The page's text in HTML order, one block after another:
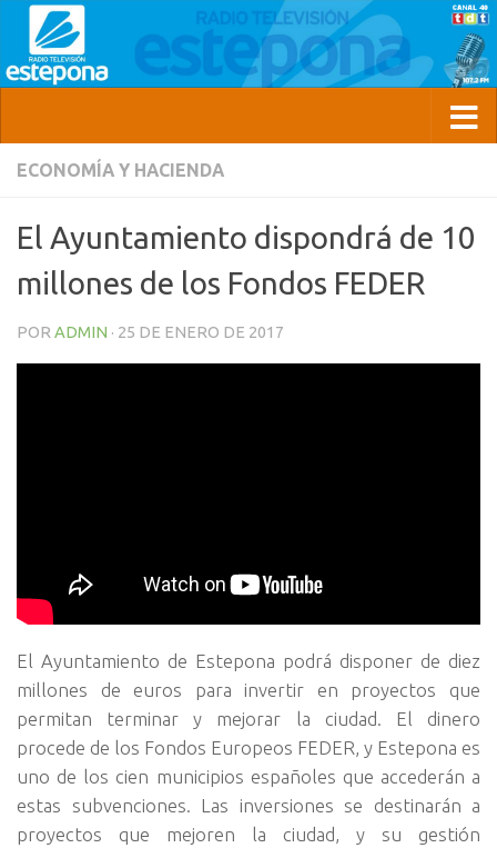
ECONOMÍA Y HACIENDA
El Ayuntamiento dispondrá de 10
millones de los Fondos FEDER
POR ADMIN · 25 DE ENERO DE 2017
El Ayuntamiento de Estepona podrá disponer de diez
millones de euros para invertir en proyectos que
permitan terminar y mejorar la ciudad. El dinero
procede de los Fondos Europeos FEDER, y Estepona es
uno de los cien municipios españoles que accederán a
estas subvenciones. Las inversiones se destinarán a
proyectos que mejoren la ciudad, y su gestión